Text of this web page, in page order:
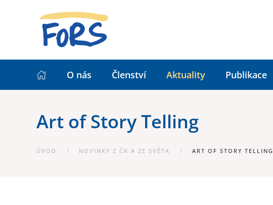
O nás Členství Aktuality Publikace
Art of Story Telling
ÚVOD NOVINKY Z ČR A ZE SVĚTA ART OF STORY TELLING